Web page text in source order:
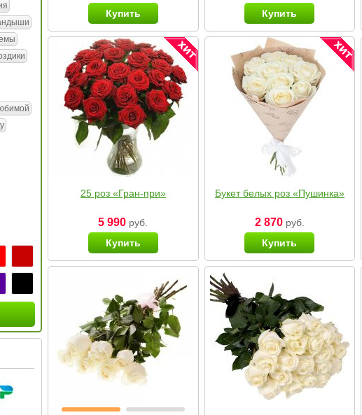
Купить
Купить
25 роз «Гран-при»
5 990 руб.
Купить
Букет белых роз «Пушинка»
2 870руб.
Купить